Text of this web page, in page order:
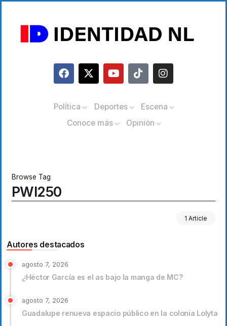
Política Deportes
Escena
Conoce más
Opinión
Browse Tag
PWI250
1 Article
Autores destacados
agosto 7, 2026
¿Héctor García es el as bajo la manga de MC?
agosto 7, 2026
Guadalupe renueva espacio público en la colonia Lolyta